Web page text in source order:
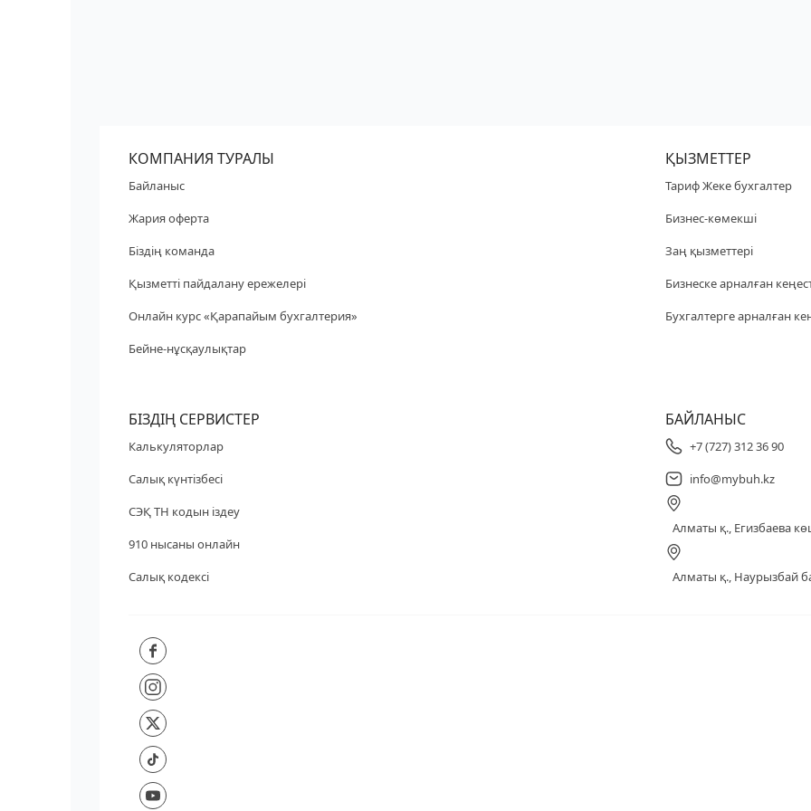
КОМПАНИЯ ТУРАЛЫ
Байланыс
Жария оферта
Біздің команда
Қызметті пайдалану ережелері
Онлайн курс «Қарапайым бухгалтерия»
Бейне-нұсқаулықтар
ҚЫЗМЕТТЕР
Тариф Жеке бухгалтер
Бизнес-көмекші
Заң қызметтері
Бизнеске арналған
Бухгалтерге арналған
БІЗДІҢ СЕРВИСТЕР
Калькуляторлар
Салық күнтізбесі
СЭҚ ТН кодын іздеу
910 нысаны онлайн
Салық кодексі
БАЙЛАНЫС
+7 (727) 312 36 90
info@mybuh.kz
Алматы қ., Егизбаева
Алматы қ., Наурызбай